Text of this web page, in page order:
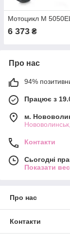
Мотоцикл M
6 373 ₴
Про нас
94%
Працює з
м.
Контакти
Сьогодні
Показати
Про нас
Контакти